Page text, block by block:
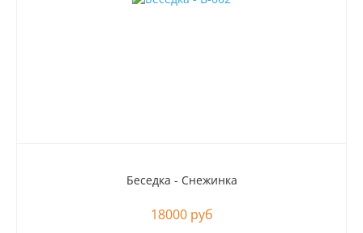
Беседка - Снежинка
18000 руб